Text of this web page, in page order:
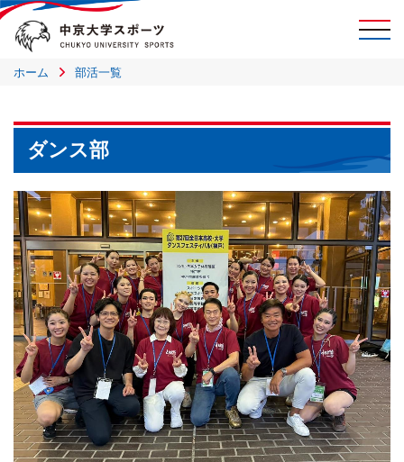
ホーム 部活一覧
ダンス部